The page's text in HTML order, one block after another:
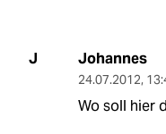
J Johannes
24.07.2012,
Wo soll hier